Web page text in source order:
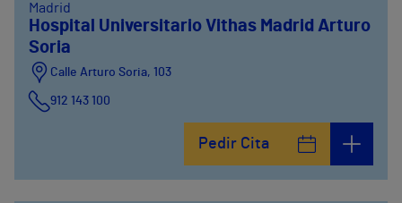
Madrid
Hospital Universitario Vithas Madrid Arturo
Soria
Calle Arturo Soria, 103
912 143 100
Pedir Cita